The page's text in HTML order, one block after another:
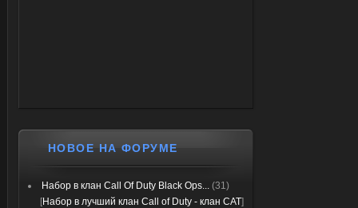
НОВОЕ НА ФОРУМЕ
Набор в клан Call Of Duty Black Ops... (31)
[Набор в лучший клан Call of Duty - клан CAT]